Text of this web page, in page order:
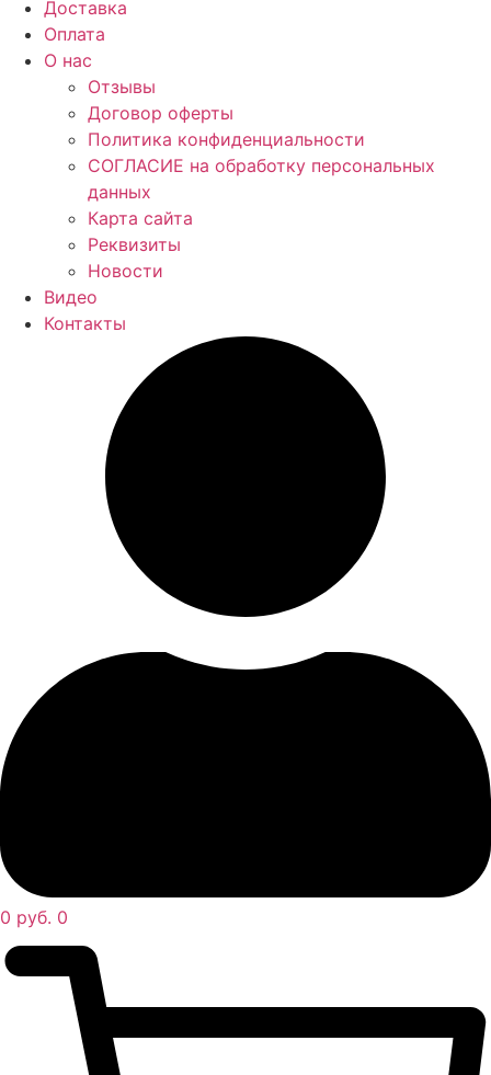
Доставка
Оплата
О нас
Отзывы
Договор оферты
Политика конфиденциальности
СОГЛАСИЕ на обработку персональных
данных
Карта сайта
Реквизиты
Новости
Видео
Контакты
0 руб. 0